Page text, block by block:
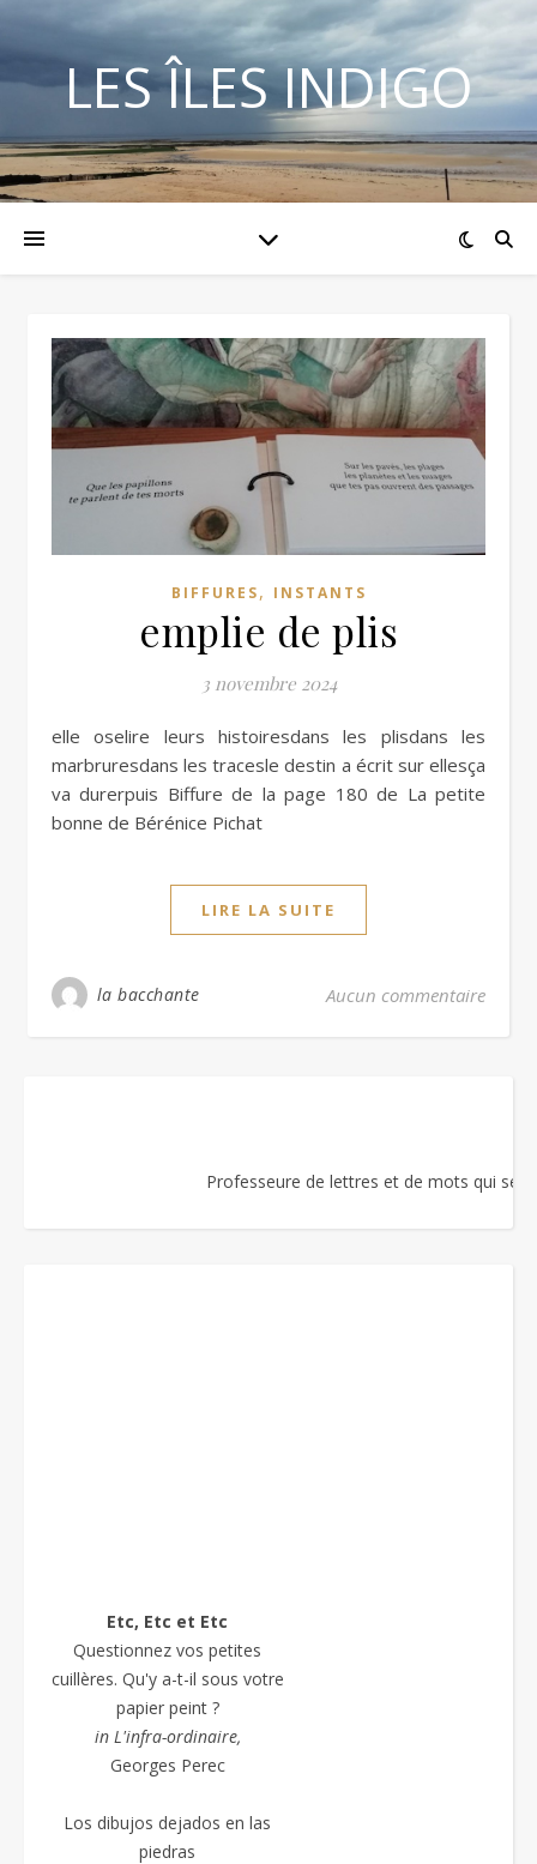
LES ÎLES INDIGO
BIFFURES, INSTANTS
emplie de plis
3 novembre 2024
elle oselire leurs histoiresdans les plisdans les
marbruresdans les tracesle destin a écrit sur ellesça
va durerpuis Biffure de la page 180 de La petite
bonne de Bérénice Pichat
LIRE LA SUITE
la bacchante Aucun commentaire
Professeure de lettres et de mots qui se
Etc, Etc et Etc
Questionnez vos petites
cuillères. Qu'y a-t-il sous votre
papier peint ?
in L'infra-ordinaire,
Georges Perec
Los dibujos dejados en las
piedras